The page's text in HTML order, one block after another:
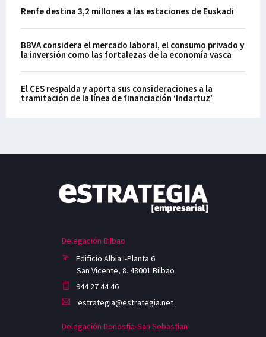
Renfe destina 3,2 millones a las estaciones de Euskadi
BBVA considera el mercado laboral, el consumo privado y
la inversión como las fortalezas de la economía vasca
El CES respalda y aporta sus consideraciones a la
tramitación de la línea de financiación ‘Indartuz’
Delegación Bilbao
Edificio Albia I-Planta 6
San Vicente, 8. 48001 Bilbao
944 27 44 46
estrategia@estrategia.net
Delegación Donostia-San Sebastian